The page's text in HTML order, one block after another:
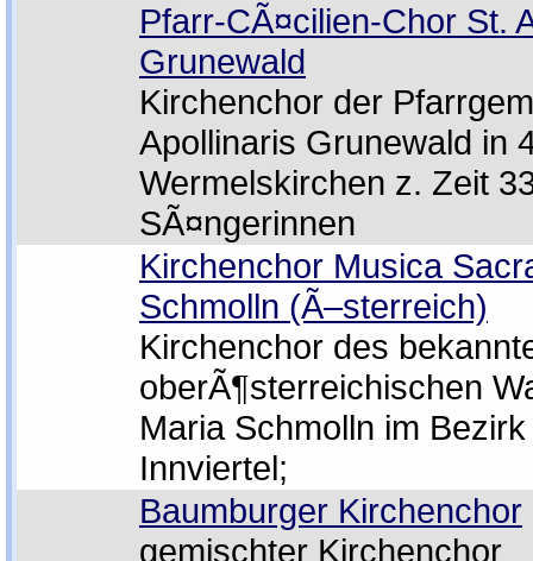
Pfarr-CÃ¤cilien-Chor St.
Grunewald
Kirchenchor der
Apollinaris Grunewald in
Wermelskirchen z. Zeit
SÃ¤ngerinnen
Kirchenchor Musica
Schmolln (Ã–sterreich)
Kirchenchor des
oberÃ¶sterreichischen
Maria Schmolln im
Innviertel;
Baumburger Kirchenchor
gemischter Kirchenchor